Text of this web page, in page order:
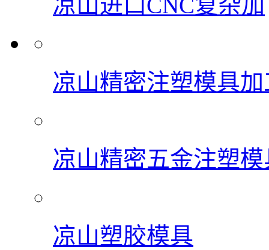
凉山进口CNC复杂加
凉山精密注塑模具加
凉山精密五金注塑模
凉山塑胶模具